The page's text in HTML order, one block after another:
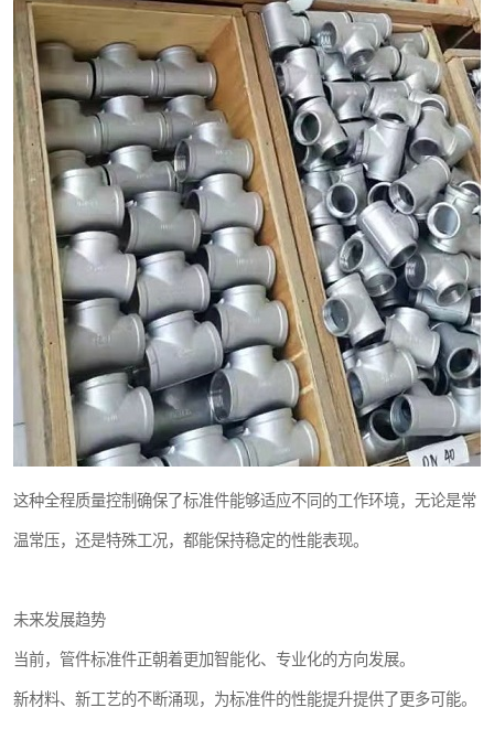
这种全程质量控制确保了标准件能够适应不同的工作环境，无论是常
温常压，还是特殊工况，都能保持稳定的性能表现。
未来发展趋势
当前，管件标准件正朝着更加智能化、专业化的方向发展。
新材料、新工艺的不断涌现，为标准件的性能提升提供了更多可能。